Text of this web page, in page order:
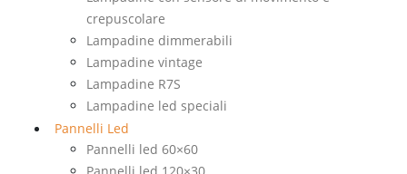
crepuscolare
Lampadine dimmerabili
Lampadine vintage
Lampadine R7S
Lampadine led speciali
Pannelli Led
Pannelli led 60×60